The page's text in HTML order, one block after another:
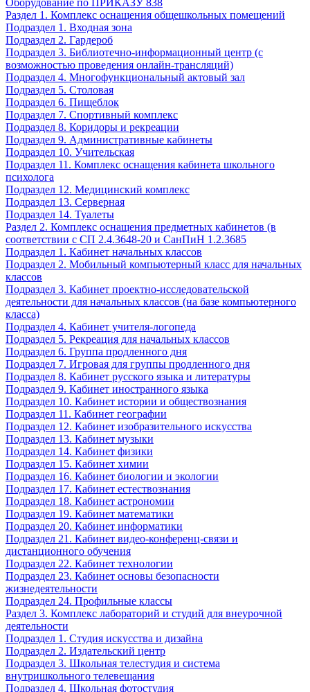
Оборудование по ПРИКАЗУ 838
Раздел 1. Комплекс оснащения общешкольных помещений
Подраздел 1. Входная зона
Подраздел 2. Гардероб
Подраздел 3. Библиотечно-информационный центр (с
возможностью проведения онлайн-трансляций)
Подраздел 4. Многофункциональный актовый зал
Подраздел 5. Столовая
Подраздел 6. Пищеблок
Подраздел 7. Спортивный комплекс
Подраздел 8. Коридоры и рекреации
Подраздел 9. Административные кабинеты
Подраздел 10. Учительская
Подраздел 11. Комплекс оснащения кабинета школьного
психолога
Подраздел 12. Медицинский комплекс
Подраздел 13. Серверная
Подраздел 14. Туалеты
Раздел 2. Комплекс оснащения предметных кабинетов (в
соответствии с СП 2.4.3648-20 и СанПиН 1.2.3685
Подраздел 1. Кабинет начальных классов
Подраздел 2. Мобильный компьютерный класс для начальных
классов
Подраздел 3. Кабинет проектно-исследовательской
деятельности для начальных классов (на базе компьютерного
класса)
Подраздел 4. Кабинет учителя-логопеда
Подраздел 5. Рекреация для начальных классов
Подраздел 6. Группа продленного дня
Подраздел 7. Игровая для группы продленного дня
Подраздел 8. Кабинет русского языка и литературы
Подраздел 9. Кабинет иностранного языка
Подраздел 10. Кабинет истории и обществознания
Подраздел 11. Кабинет географии
Подраздел 12. Кабинет изобразительного искусства
Подраздел 13. Кабинет музыки
Подраздел 14. Кабинет физики
Подраздел 15. Кабинет химии
Подраздел 16. Кабинет биологии и экологии
Подраздел 17. Кабинет естествознания
Подраздел 18. Кабинет астрономии
Подраздел 19. Кабинет математики
Подраздел 20. Кабинет информатики
Подраздел 21. Кабинет видео-конференц-связи и
дистанционного обучения
Подраздел 22. Кабинет технологии
Подраздел 23. Кабинет основы безопасности
жизнедеятельности
Подраздел 24. Профильные классы
Раздел 3. Комплекс лабораторий и студий для внеурочной
деятельности
Подраздел 1. Студия искусства и дизайна
Подраздел 2. Издательский центр
Подраздел 3. Школьная телестудия и система
внутришкольного телевещания
Подраздел 4. Школьная фотостудия